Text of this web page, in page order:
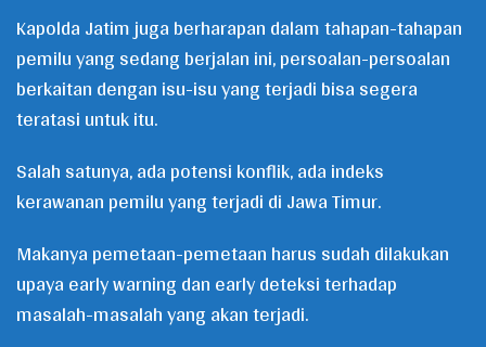
Kapolda Jatim juga berharapan dalam tahapan-tahapan
pemilu yang sedang berjalan ini, persoalan-persoalan
berkaitan dengan isu-isu yang terjadi bisa segera
teratasi untuk itu.
Salah satunya, ada potensi konflik, ada indeks
kerawanan pemilu yang terjadi di Jawa Timur.
Makanya pemetaan-pemetaan harus sudah dilakukan
upaya early warning dan early deteksi terhadap
masalah-masalah yang akan terjadi.